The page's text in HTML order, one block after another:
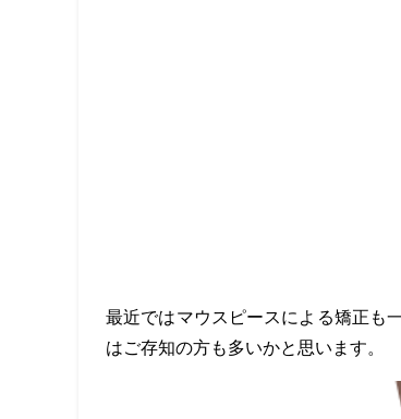
最近ではマウスピースによる矯正も
はご存知の方も多いかと思います。